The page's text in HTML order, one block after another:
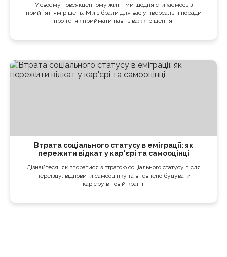
У своєму повсякденному житті ми щодня стикаємось з
прийняттям рішень. Ми зібрали для вас універсальні поради
про те, як приймати навіть важкі рішення.
Втрата соціального статусу в еміграції: як
пережити відкат у кар'єрі та самооцінці
Дізнайтеся, як впоратися з втратою соціального статусу після
переїзду, відновити самооцінку та впевнено будувати
кар'єру в новій країні.